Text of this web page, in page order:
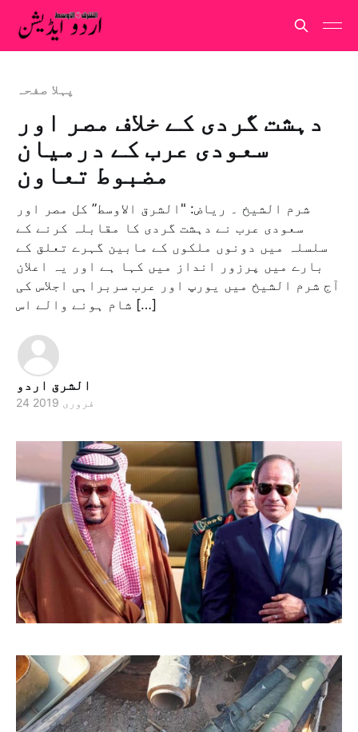
پہلا صفحہ
دہشت گردی کے خلاف مصر اور
سعودی عرب کے درمیان
مضبوط تعاون
شرم الشیخ ۔ ریاض: "الشرق الاوسط” کل مصر اور
سعودی عرب نے دہشت گردی کا مقابلہ کرنے کے
سلسلہ میں دونوں ملکوں کے مابین گہرے تعلق کے
بارے میں پرزور انداز میں کہا ہے اور یہ اعلان
آج شرم الشیخ میں یورپ اور عرب سربراہی اجلاس کی
شام ہونے والے اس […]
الشرق اردو
24 فروری 2019